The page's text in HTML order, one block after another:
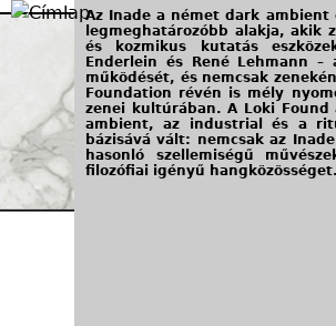
Jump to
Az Inade a német dark
legmeghatározóbb alakja, akik
és kozmikus kutatás
Enderlein és René Lehmann
működését, és nemcsak
Foundation révén is mély
zenei kultúrában. A Loki Found
ambient, az industrial és a
bázisává vált: nemcsak az
hasonló szellemiségű
filozófiai igényű hangközösséget.